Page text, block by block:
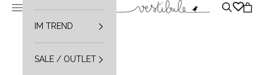
Vestibule
Navigationsmenü öffnen Suche
IM TREND
SALE / OUTLET